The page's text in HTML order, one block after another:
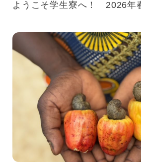
ようこそ学生寮へ！ 2026年
Welcome to Dorm！
2026 Event